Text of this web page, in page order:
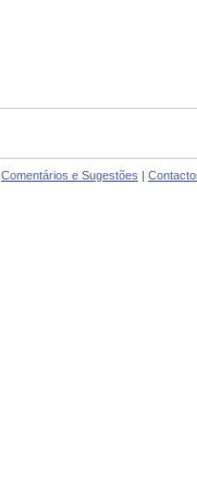
Comentários e Sugestões |